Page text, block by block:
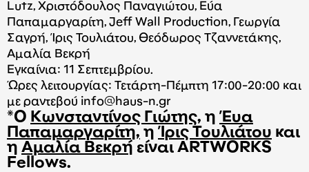
Lutz, Χριστόδουλος Παναγιώτου, Εύα
Παπαμαργαρίτη, Jeff Wall Production, Γεωργία
Σαγρή, Ίρις Τουλιάτου, Θεόδωρος Τζαννετάκης,
Αμαλία Βεκρή
Εγκαίνια: 11 Σεπτεμβρίου.
Ώρες λειτουργίας: Τετάρτη-Πέμπτη 17:00-20:00 και
με ραντεβού info@haus-n.gr
*Ο Κωνσταντίνος Γιώτης, η Έυα
Παπαμαργαρίτη, η Ίρις Τουλιάτου και
η Αμαλία Βεκρή είναι ARTWORKS
Fellows.